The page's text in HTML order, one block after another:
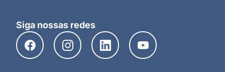
Siga nossas redes